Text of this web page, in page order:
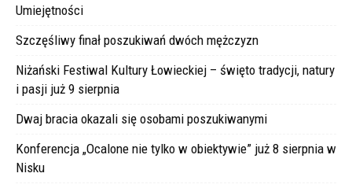
Umiejętności
Szczęśliwy finał poszukiwań dwóch mężczyzn
Niżański Festiwal Kultury Łowieckiej – święto tradycji, natury
i pasji już 9 sierpnia
Dwaj bracia okazali się osobami poszukiwanymi
Konferencja „Ocalone nie tylko w obiektywie” już 8 sierpnia w
Nisku